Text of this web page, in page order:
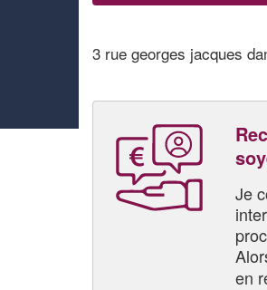
3 rue georges jacques
Je
en